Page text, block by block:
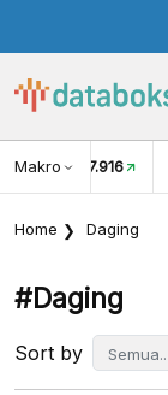
Makro
USD/IDR 17.916
Home Daging
#daging
Sort by